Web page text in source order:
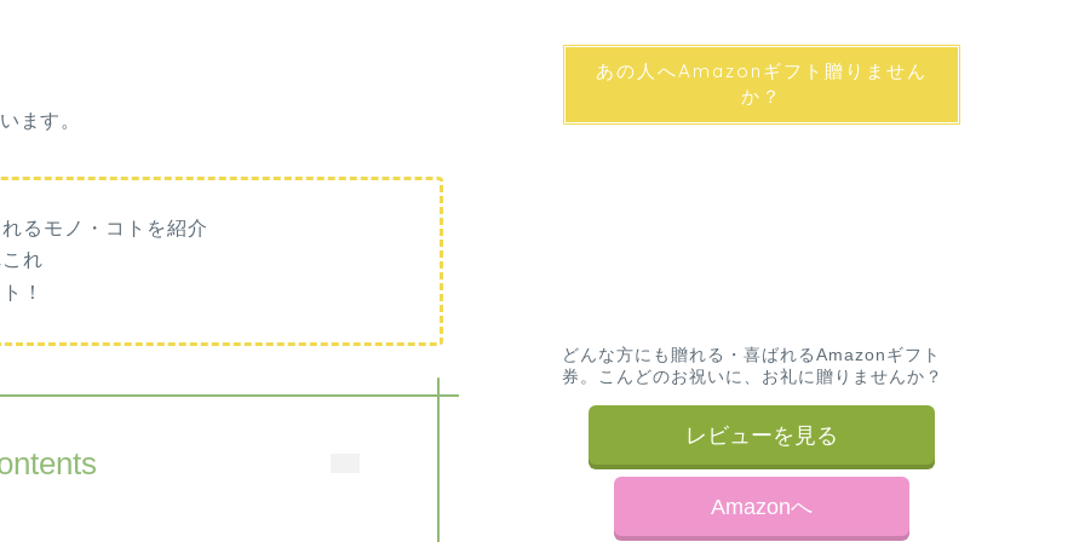
ます。
るモノ・コトを紹介
れ
！
あの人へAmazonギフト贈りません
か？
どんな方にも贈れる・喜ばれるAmazonギフト
券。こんどのお祝いに、お礼に贈りませんか？
レビューを見る
Amazonへ